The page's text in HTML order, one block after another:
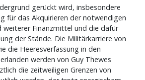
gerückt wird, insbesondere
für das Akquirieren der notwendigen
weiterer Finanzmittel und die dafür
der Stände. Die Militärkarriere von
die Heeresverfassung in den
werden von Guy Thewes
die zeitweiligen Grenzen von